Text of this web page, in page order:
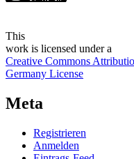
This
work is licensed under a
Creative Commons
Germany License
Meta
Registrieren
Anmelden